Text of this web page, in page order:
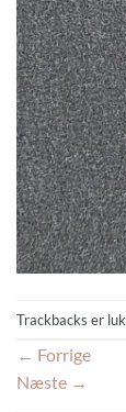
Trackbacks er
← Forrige
Næste →